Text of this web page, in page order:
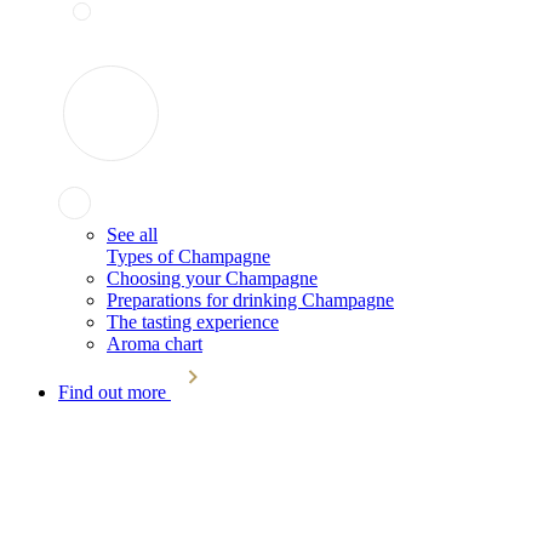
See all
Types of Champagne
Choosing your Champagne
Preparations for drinking Champagne
The tasting experience
Aroma chart
Find out more